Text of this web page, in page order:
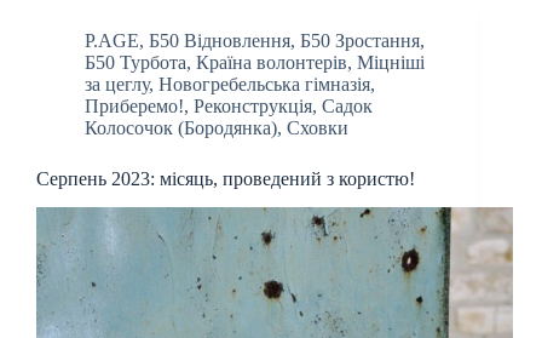
P.AGE, Б50 Відновлення, Б50 Зростання,
Б50 Турбота, Країна волонтерів, Міцніші
за цеглу, Новогребельська гімназія,
Приберемо!, Реконструкція, Садок
Колосочок (Бородянка), Сховки
Серпень 2023: місяць, проведений з користю!